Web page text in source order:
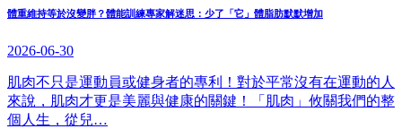
體重維持等於沒變胖？體能訓練專家解迷思：少了「它」體脂肪默默增加
2026-06-30
肌肉不只是運動員或健身者的專利！對於平常沒有在運動的人
來說，肌肉才更是美麗與健康的關鍵！「肌肉」攸關我們的整
個人生，從兒…